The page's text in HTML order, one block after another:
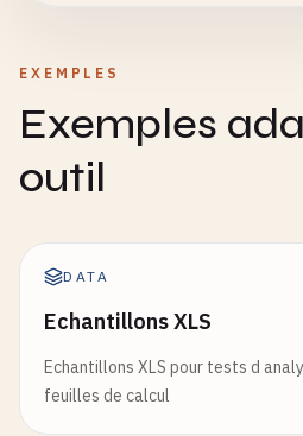
EXEMPLES
Exemples
outil
DATA
Echantillons XLS
Echantillons XLS pour tests d
feuilles de calcul